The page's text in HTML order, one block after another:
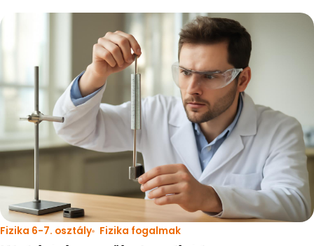
Fizika 6-7. osztály Fizika fogalmak